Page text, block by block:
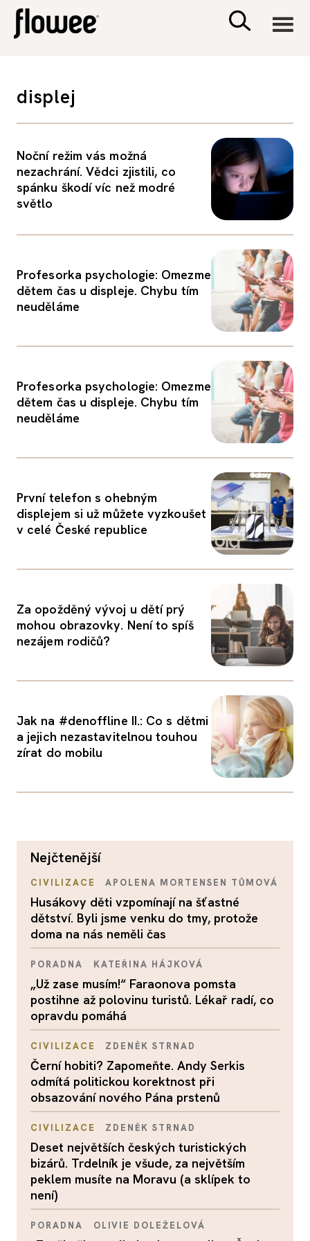
PSYCHOLOGIE
PORADNA
displej
Noční režim vás možná
nezachrání. Vědci zjistili, co
spánku škodí víc než modré
světlo
Profesorka psychologie: Omezme
dětem čas u displeje. Chybu tím
neuděláme
Profesorka psychologie: Omezme
dětem čas u displeje. Chybu tím
neuděláme
První telefon s ohebným
displejem si už můžete vyzkoušet
v celé České republice
Za opožděný vývoj u dětí prý
mohou obrazovky. Není to spíš
nezájem rodičů?
Jak na #denoffline II.: Co s dětmi
a jejich nezastavitelnou touhou
zírat do mobilu
nejčtenější
CIVILIZACE APOLENA MORTENSEN TŮMOVÁ
Husákovy děti vzpomínají na šťastné
dětství. Byli jsme venku do tmy, protože
doma na nás neměli čas
PORADNA KATEŘINA HÁJKOVÁ
„Už zase musím!“ Faraonova pomsta
postihne až polovinu turistů. Lékař radí, co
opravdu pomáhá
CIVILIZACE ZDENĚK STRNAD
Černí hobiti? Zapomeňte. Andy Serkis
odmítá politickou korektnost při
obsazování nového Pána prstenů
CIVILIZACE ZDENĚK STRNAD
Deset největších českých turistických
bizárů. Trdelník je všude, za největším
peklem musíte na Moravu (a sklípek to
není)
PORADNA OLIVIE DOLEŽELOVÁ